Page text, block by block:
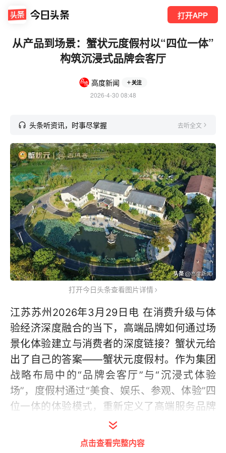
打开APP
从产品到场景：蟹状元度假村以“四位一体”
构筑沉浸式品牌会客厅
高度新闻 关注
2026-4-30 08:48
头条听资讯，时事尽掌握 去听全文
打开今日头条查看图片详情
江苏苏州2026年3月29日电 在消费升级与体
验经济深度融合的当下，高端品牌如何通过场
景化体验建立与消费者的深度链接？蟹状元给
出了自己的答案——蟹状元度假村。作为集团
战略布局中的“品牌会客厅”与“沉浸式体验
场”，度假村通过“美食、娱乐、参观、体验”四
位一体的体验模式，重新定义了高端服务品牌
品牌会客厅：从功能服务到文化体验
点击查看完整内容